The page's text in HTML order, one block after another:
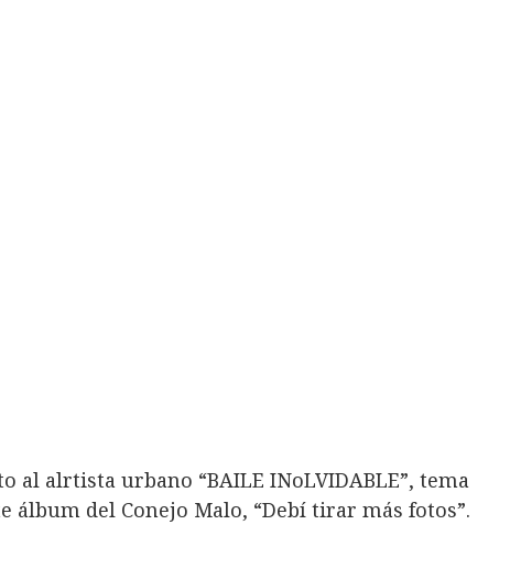
al alrtista urbano “BAILE INoLVIDABLE”, tema
álbum del Conejo Malo, “Debí tirar más fotos”.